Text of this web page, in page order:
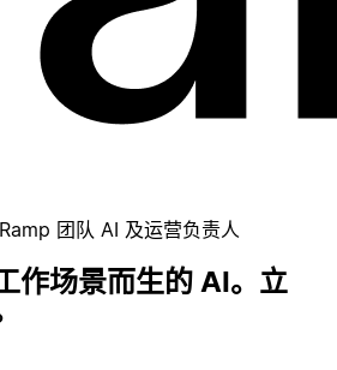
Ramp 团队 AI 及运营负责人
作场景而生的 AI。立